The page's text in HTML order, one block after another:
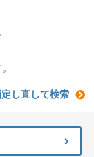
し直して検索